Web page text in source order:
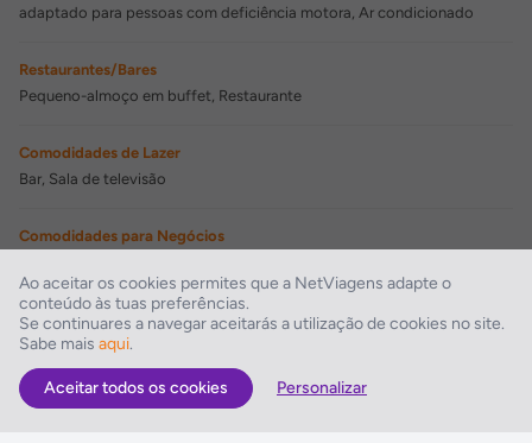
adaptado para pessoas com deficiência motora, Ar condicionado
Restaurantes/Bares
Pequeno-almoço em buffet, Restaurante
Comodidades de Lazer
Bar, Sala de televisão
Comodidades para Negócios
Instalações Desportivas
Squash, Aeróbica, Fitness
Ao aceitar os cookies permites que a NetViagens adapte o
conteúdo às tuas preferências.
Se continuares a navegar aceitarás a utilização de cookies no site.
Sabe mais aqui.
Aceitar todos os cookies Personalizar